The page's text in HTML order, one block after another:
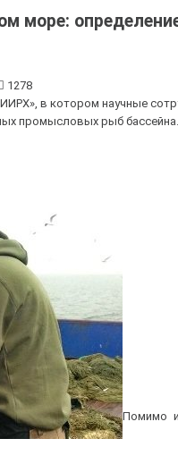
море:
1278
в котором научные
промысловых рыб бассейна.
Помимо